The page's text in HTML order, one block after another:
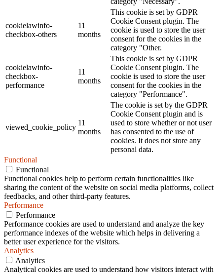
cookielawinfo-
checkbox-others
11
months
This cookie is set by GDPR
Cookie Consent plugin. The
cookie is used to store the user
consent for the cookies in the
category "Other.
cookielawinfo-
checkbox-
performance
11
months
This cookie is set by GDPR
Cookie Consent plugin. The
cookie is used to store the user
consent for the cookies in the
category "Performance".
viewed_cookie_policy
11
months
The cookie is set by the GDPR
Cookie Consent plugin and is
used to store whether or not user
has consented to the use of
cookies. It does not store any
personal data.
Functional
Functional
Functional cookies help to perform certain functionalities like
sharing the content of the website on social media platforms, collect
feedbacks, and other third-party features.
Performance
Performance
Performance cookies are used to understand and analyze the key
performance indexes of the website which helps in delivering a
better user experience for the visitors.
Analytics
Analytics
Analytical cookies are used to understand how visitors interact with